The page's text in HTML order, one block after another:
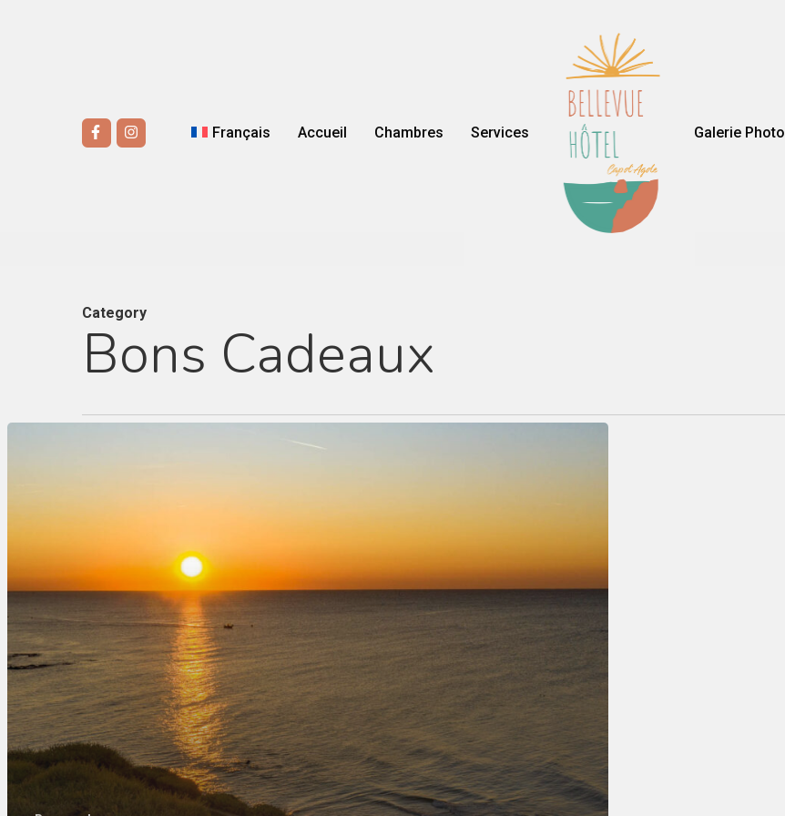
Français Accueil Chambres Services Galerie Photo
FacebookInstagram
Category
Bons Cadeaux